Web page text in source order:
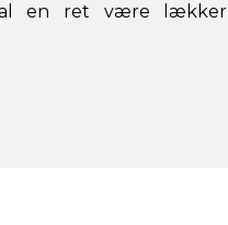
en ret være